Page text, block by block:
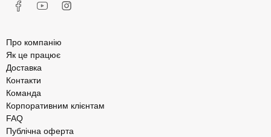
Про компанію
Як це працює
Доставка
Контакти
Команда
Корпоративним клієнтам
FAQ
Публічна оферта